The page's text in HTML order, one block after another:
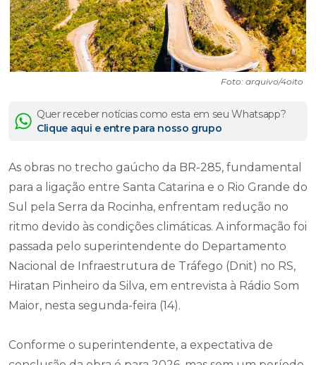
Foto: arquivo/4oito
Quer receber notícias como esta em seu Whatsapp?
Clique aqui e entre para nosso grupo
As obras no trecho gaúcho da BR-285, fundamental
para a ligação entre Santa Catarina e o Rio Grande do
Sul pela Serra da Rocinha, enfrentam redução no
ritmo devido às condições climáticas. A informação foi
passada pelo superintendente do Departamento
Nacional de Infraestrutura de Tráfego (Dnit) no RS,
Hiratan Pinheiro da Silva, em entrevista à Rádio Som
Maior, nesta segunda-feira (14).
Conforme o superintendente, a expectativa de